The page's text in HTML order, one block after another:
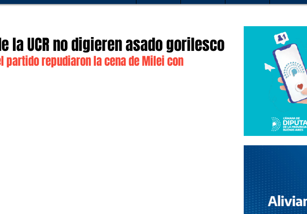
la UCR no digieren asado gorilesco
repudiaron la cena de Milei con